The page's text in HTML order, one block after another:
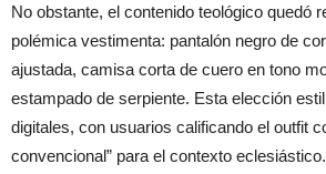
No obstante, el contenido teológico quedó
polémica vestimenta: pantalón negro de
ajustada, camisa corta de cuero en tono
estampado de serpiente. Esta elección
digitales, con usuarios calificando el outfit
convencional” para el contexto eclesiástico.